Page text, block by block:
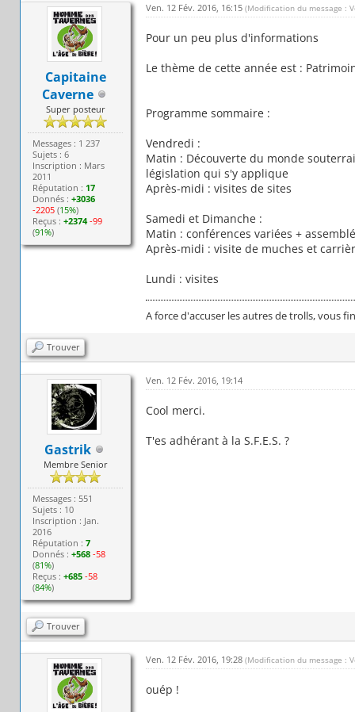
Capitaine
Caverne
Super posteur
Messages : 1 237
Sujets : 6
Inscription : Mars
2011
Réputation : 17
Donnés :+3036
-2205 (15%)
Reçus :+2374 -99
(91%)
Ven. 12 Fév. 2016, 16:15 (Modification du message :
Pour un peu plus d'informations
Le thème de cette année est :
Programme sommaire :
Vendredi :
Matin : Découverte du monde
législation qui s'y applique
Après-midi : visites de sites
Samedi et Dimanche :
Matin : conférences variées +
Après-midi : visite de muches et
Lundi : visites
A force d'accuser les autres de trolls, vous
Trouver
Gastrik
Membre Senior
Messages : 551
Sujets : 10
Inscription : Jan.
2016
Réputation :7
Donnés :+568 -58
(81%)
Reçus :+685 -58
(84%)
Ven. 12 Fév. 2016, 19:14
Cool merci.
T'es adhérant à la S.F.E.S. ?
Trouver
Ven. 12 Fév. 2016, 19:28 (Modification du message :
ouép !